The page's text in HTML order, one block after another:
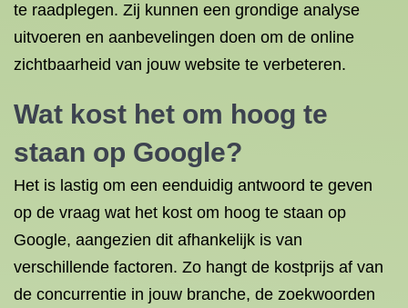
te raadplegen. Zij kunnen een grondige analyse
uitvoeren en aanbevelingen doen om de online
zichtbaarheid van jouw website te verbeteren.
Wat kost het om hoog te
staan op Google?
Het is lastig om een eenduidig antwoord te geven
op de vraag wat het kost om hoog te staan op
Google, aangezien dit afhankelijk is van
verschillende factoren. Zo hangt de kostprijs af van
de concurrentie in jouw branche, de zoekwoorden